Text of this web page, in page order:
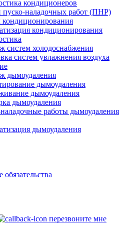
кондиционеров
пуско-наладочных работ (ПНР)
кондиционирования
кондиционирования
систем холодоснабжения
систем увлажнения воздуха
дымоудаления
дымоудаления
дымоудаления
дымоудаления
работы дымоудаления
дымоудаления
перезвоните мне